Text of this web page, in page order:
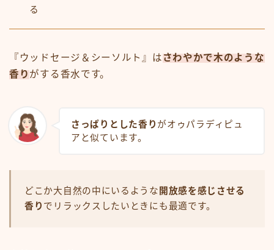
る
『ウッドセージ＆シーソルト』は さわやかで木のような
香り がする香水です。
さっぱりとした香り がオゥパラディピュ
アと似ています。
どこか大自然の中にいるような 開放感を感じさせる
香り でリラックスしたいときにも最適です。